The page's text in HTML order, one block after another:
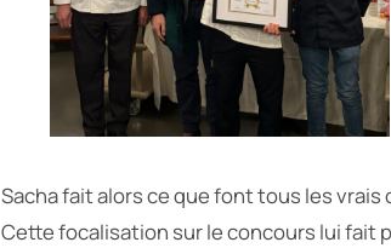
Sacha fait alors ce que font tous les vrais
Cette focalisation sur le concours lui fait